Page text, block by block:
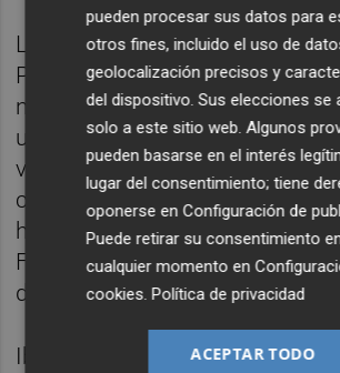
La apertura de discotecas
Paradis marcó una nueva era
nocturna de la isla. Amnesia se
un lugar emblemático donde la
vivo y la cultura hippie
concierto de Bob Marley en
huella histórica en la isla, con
Freddie Mercury y Julio
de la escena musical de Ibiza.
Ibiza experimentó una
pueden procesar sus datos para
otros fines, incluido el uso de
geolocalización precisos y
del dispositivo. Sus elecciones se
solo a este sitio web. Algunos
pueden basarse en el interés
lugar del consentimiento; tiene
oponerse enConfiguración de
Puede retirar su consentimiento
cualquier momento en
cookies .Política de privacidad
ACEPTAR TODO